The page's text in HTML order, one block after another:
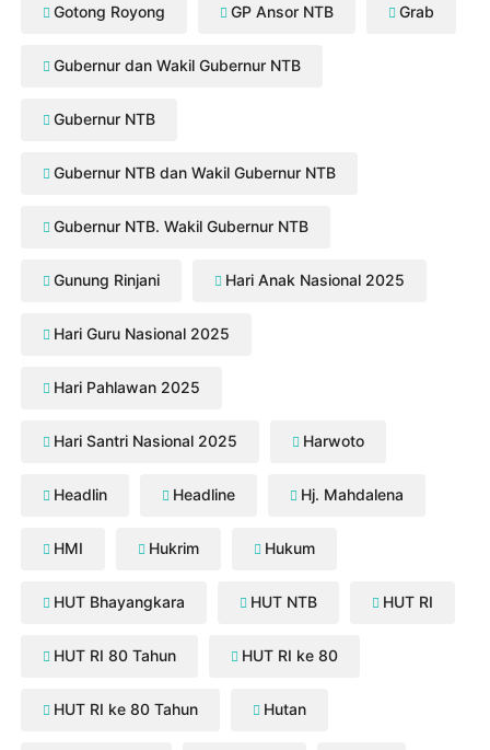
Gotong Royong GP Ansor NTB Grab
Gubernur dan Wakil Gubernur NTB
Gubernur NTB
Gubernur NTB dan Wakil Gubernur NTB
Gubernur NTB. Wakil Gubernur NTB
Gunung Rinjani Hari Anak Nasional 2025
Hari Guru Nasional 2025
Hari Pahlawan 2025
Hari Santri Nasional 2025 Harwoto
Headlin Headline Hj. Mahdalena
HMI Hukrim Hukum
HUT Bhayangkara HUT NTB HUT RI
HUT RI 80 Tahun HUT RI ke 80
HUT RI ke 80 Tahun Hutan